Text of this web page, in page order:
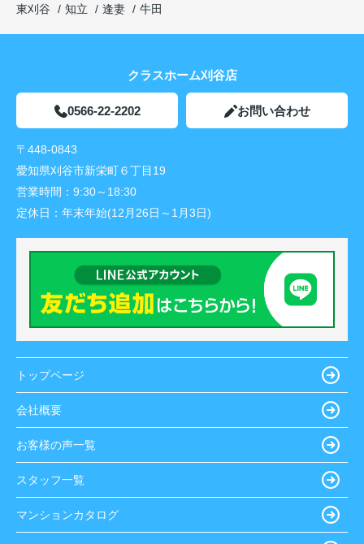
東刈谷
知立 逢妻 牛田
クラスホーム刈谷店
0566-22-2202 お問い合わせ
〒448-0843
愛知県刈谷市新栄町６丁目19
営業時間： 9:30～18:30
定休日： 年末年始(12月26日～1月3日)
トップページ
会社概要
お客様の声一覧
スタッフ一覧
マンションカタログ